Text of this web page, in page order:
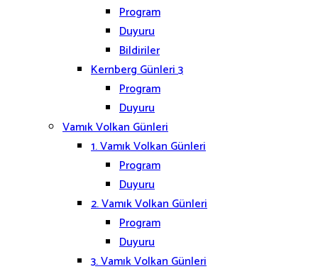
Program
Duyuru
Bildiriler
Kernberg Günleri 3
Program
Duyuru
Vamık Volkan Günleri
1. Vamık Volkan Günleri
Program
Duyuru
2. Vamık Volkan Günleri
Program
Duyuru
3. Vamık Volkan Günleri